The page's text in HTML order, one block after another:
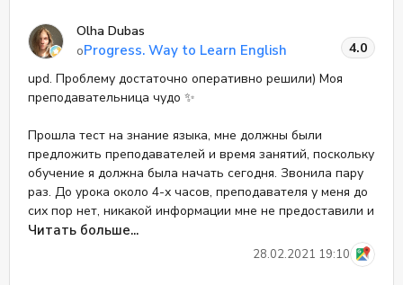
Olha Dubas
оProgress. Way to Learn English
28.02.2021 19:10
4.0
upd. Проблему достаточно оперативно решили) Моя
преподавательница чудо ✨
Прошла тест на знание языка, мне должны были
предложить преподавателей и время занятий, поскольку
обучение я должна была начать сегодня. Звонила пару
раз. До урока около 4-х часов, преподавателя у меня до
сих пор нет, никакой информации мне не предоставили и
ни о чем пока не предупредили.
Читать больше...